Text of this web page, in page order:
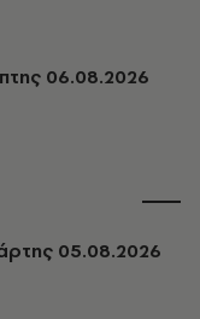
06.08.2026
05.08.2026